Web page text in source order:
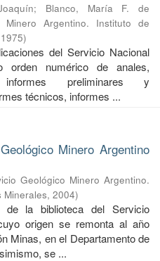
; Blanco, María F. de
Minero Argentino. Instituto de
1975)
del Servicio Nacional
orden numérico de anales,
informes preliminares y
técnicos, informes ...
Minero Argentino
Geológico Minero Argentino.
Minerales, 2004)
de la biblioteca del Servicio
origen se remonta al año
Minas, en el Departamento de
se ...